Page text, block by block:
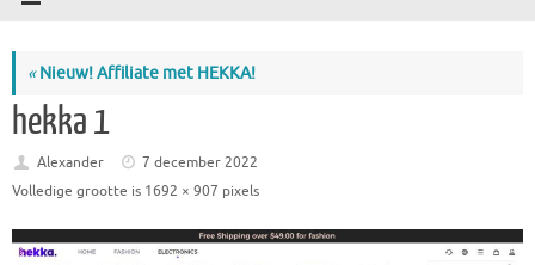
«Nieuw! Affiliate met HEKKA!
hekka 1
Alexander
7 december 2022
Volledige grootte is 1692 × 907 pixels